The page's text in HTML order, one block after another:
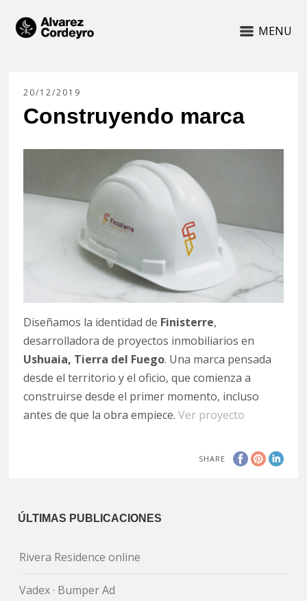
MENU
20/12/2019
Construyendo marca
Diseñamos la identidad de Finisterre,
desarrolladora de proyectos inmobiliarios en
Ushuaia, Tierra del Fuego. Una marca pensada
desde el territorio y el oficio, que comienza a
construirse desde el primer momento, incluso
antes de que la obra empiece.Ver proyecto
SHARE
ÚLTIMAS PUBLICACIONES
Rivera Residence online
Vadex · Bumper Ad